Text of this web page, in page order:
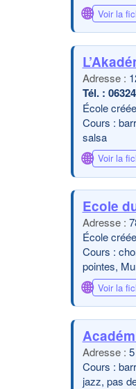
🌐 Voir la
École
Cours :
salsa
🌐 Voir la
Ecole
École
Cours :
pointes,
🌐 Voir la
Cours :
jazz, pas